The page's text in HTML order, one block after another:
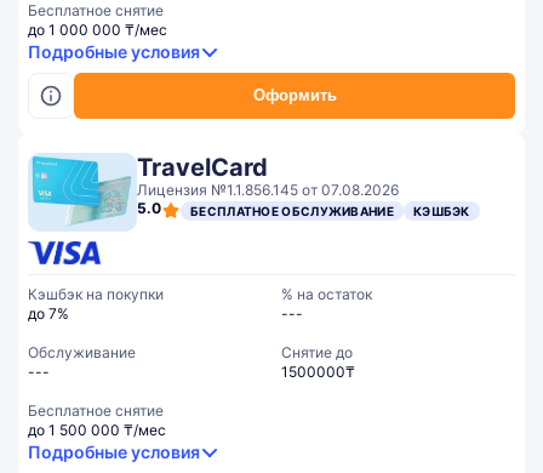
Оформить
Бесплатное снятие
до 1 000 000 ₸/мес
Подробные условия
TravelCard
Лицензия №1.1.856.145 от 07.08.2026
5.0
БЕСПЛАТНОЕ ОБСЛУЖИВАНИЕ КЭШБЭК
Кэшбэк на покупки
до 7%
% на остаток
---
Обслуживание
---
Cнятие до
1500000₸
Бесплатное снятие
до 1 500 000 ₸/мес
Подробные условия